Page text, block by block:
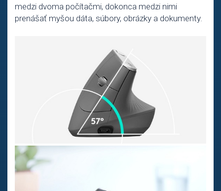
medzi dvoma počítačmi, dokonca medzi nimi
prenášať myšou dáta, súbory, obrázky a dokumenty.